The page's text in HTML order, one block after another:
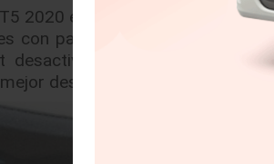
2020 es impulsado por un
con paleta de cambios al
desactivable, tracción AWD
desempeño y confort.